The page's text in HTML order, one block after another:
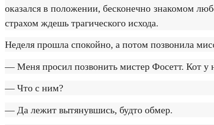
оказался в положении, бесконечно знакомом
страхом ждешь трагического исхода.
Неделя прошла спокойно, а потом позвонила
— Меня просил позвонить мистер Фосетт. Кот у
— Что с ним?
— Да лежит вытянувшись, будто обмер.